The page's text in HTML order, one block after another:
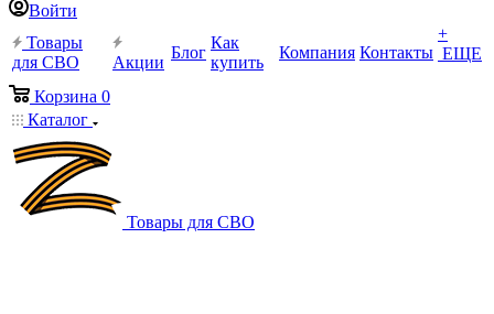
Войти
Товары
для СВО
Акции
Блог
Как
купить
Компания Контакты
+
ЕЩЕ
Корзина 0
Каталог
Товары для СВО